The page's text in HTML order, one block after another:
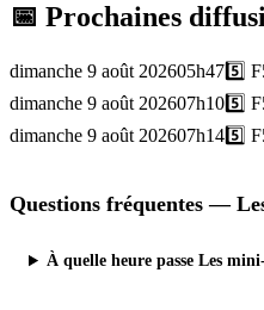
📅 Prochaines
dimanche 9 août 202605h475️⃣
dimanche 9 août 202607h105️⃣
dimanche 9 août 202607h145️⃣
Questions fréquentes —
À quelle heure passe Les